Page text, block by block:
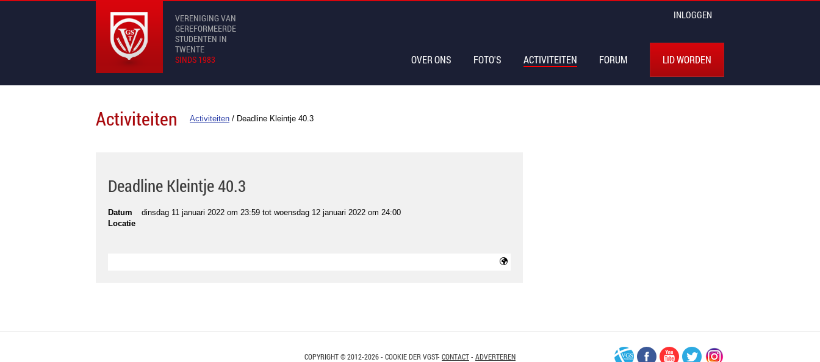
VERENIGING VAN
GEREFORMEERDE
STUDENTEN IN
TWENTE
SINDS 1983
INLOGGEN
OVER ONS FOTO'S ACTIVITEITEN FORUM LID WORDEN
Activiteiten Activiteiten / Deadline Kleintje 40.3
Deadline Kleintje 40.3
Datum dinsdag 11 januari 2022 om 23:59 tot woensdag 12 januari 2022 om 24:00
Locatie
COPYRIGHT © 2012-2026 - COOKIE DER VGST- CONTACT- ADVERTEREN